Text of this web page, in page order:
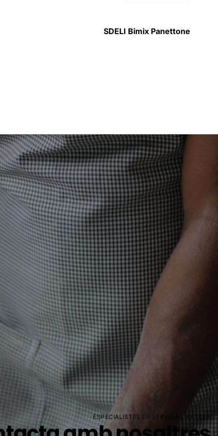
SDELI Bimix Panettone
ESPECIALISTES EN SERVEI A L'ARTESÀ